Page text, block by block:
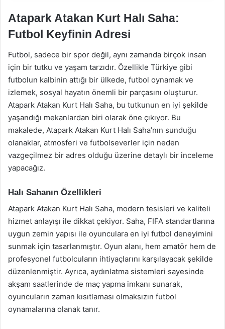
Atapark Atakan Kurt Halı Saha:
Futbol Keyfinin Adresi
Futbol, sadece bir spor değil, aynı zamanda birçok insan
için bir tutku ve yaşam tarzıdır. Özellikle Türkiye gibi
futbolun kalbinin attığı bir ülkede, futbol oynamak ve
izlemek, sosyal hayatın önemli bir parçasını oluşturur.
Atapark Atakan Kurt Halı Saha, bu tutkunun en iyi şekilde
yaşandığı mekanlardan biri olarak öne çıkıyor. Bu
makalede, Atapark Atakan Kurt Halı Saha’nın sunduğu
olanaklar, atmosferi ve futbolseverler için neden
vazgeçilmez bir adres olduğu üzerine detaylı bir inceleme
yapacağız.
Halı Sahanın Özellikleri
Atapark Atakan Kurt Halı Saha, modern tesisleri ve kaliteli
hizmet anlayışı ile dikkat çekiyor. Saha, FIFA standartlarına
uygun zemin yapısı ile oyunculara en iyi futbol deneyimini
sunmak için tasarlanmıştır. Oyun alanı, hem amatör hem de
profesyonel futbolcuların ihtiyaçlarını karşılayacak şekilde
düzenlenmiştir. Ayrıca, aydınlatma sistemleri sayesinde
akşam saatlerinde de maç yapma imkanı sunarak,
oyuncuların zaman kısıtlaması olmaksızın futbol
oynamalarına olanak tanır.